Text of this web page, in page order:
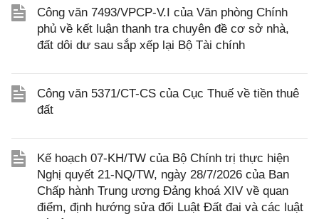
Công văn 7493/VPCP-V.I của Văn phòng Chính
phủ về kết luận thanh tra chuyên đề cơ sở nhà,
đất dôi dư sau sắp xếp lại Bộ Tài chính
Công văn 5371/CT-CS của Cục Thuế về tiền thuê
đất
Kế hoạch 07-KH/TW của Bộ Chính trị thực hiện
Nghị quyết 21-NQ/TW, ngày 28/7/2026 của Ban
Chấp hành Trung ương Đảng khoá XIV về quan
điểm, định hướng sửa đổi Luật Đất đai và các luật